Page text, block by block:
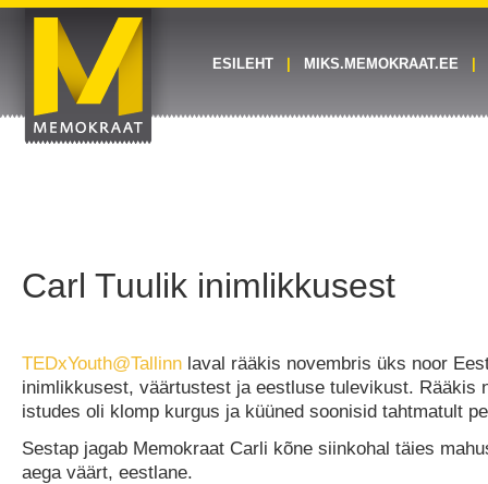
ESILEHT MIKS.MEMOKRAAT.EE
Carl Tuulik inimlikkusest
TEDxYouth@Tallinn laval rääkis novembris üks noor
inimlikkusest, väärtustest ja eestluse tulevikust. Rääkis
istudes oli klomp kurgus ja küüned soonisid tahtmatult
Sestap jagab Memokraat Carli kõne siinkohal täies
aega väärt, eestlane.